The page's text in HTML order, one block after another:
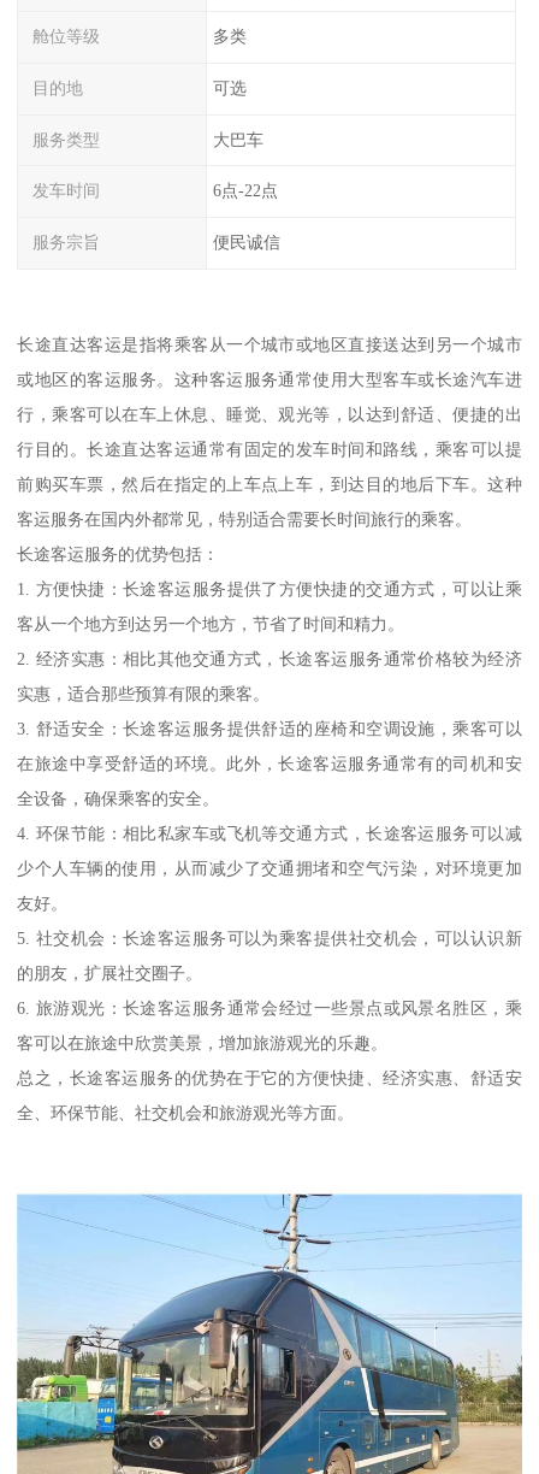
舱位等级 多类
目的地 可选
服务类型 大巴车
发车时间 6点-22点
服务宗旨 便民诚信
长途直达客运是指将乘客从一个城市或地区直接送达到另一个城市
或地区的客运服务。这种客运服务通常使用大型客车或长途汽车进
行，乘客可以在车上休息、睡觉、观光等，以达到舒适、便捷的出
行目的。长途直达客运通常有固定的发车时间和路线，乘客可以提
前购买车票，然后在指定的上车点上车，到达目的地后下车。这种
客运服务在国内外都常见，特别适合需要长时间旅行的乘客。
长途客运服务的优势包括：
1. 方便快捷：长途客运服务提供了方便快捷的交通方式，可以让乘
客从一个地方到达另一个地方，节省了时间和精力。
2. 经济实惠：相比其他交通方式，长途客运服务通常价格较为经济
实惠，适合那些预算有限的乘客。
3. 舒适安全：长途客运服务提供舒适的座椅和空调设施，乘客可以
在旅途中享受舒适的环境。此外，长途客运服务通常有的司机和安
全设备，确保乘客的安全。
4. 环保节能：相比私家车或飞机等交通方式，长途客运服务可以减
少个人车辆的使用，从而减少了交通拥堵和空气污染，对环境更加
友好。
5. 社交机会：长途客运服务可以为乘客提供社交机会，可以认识新
的朋友，扩展社交圈子。
6. 旅游观光：长途客运服务通常会经过一些景点或风景名胜区，乘
客可以在旅途中欣赏美景，增加旅游观光的乐趣。
总之，长途客运服务的优势在于它的方便快捷、经济实惠、舒适安
全、环保节能、社交机会和旅游观光等方面。